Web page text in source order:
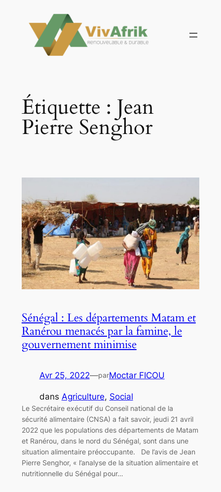
contenu
Étiquette : Jean
Pierre Senghor
Sénégal : Les départements Matam et
Ranérou menacés par la famine, le
gouvernement minimise
Avr 25, 2022—parMoctar FICOU
dans Agriculture, Social
Le Secrétaire exécutif du Conseil national de la
sécurité alimentaire (CNSA) a fait savoir, jeudi 21 avril
2022 que les populations des départements de Matam
et Ranérou, dans le nord du Sénégal, sont dans une
situation alimentaire préoccupante. De l’avis de Jean
Pierre Senghor, « l’analyse de la situation alimentaire et
nutritionnelle du Sénégal pour…